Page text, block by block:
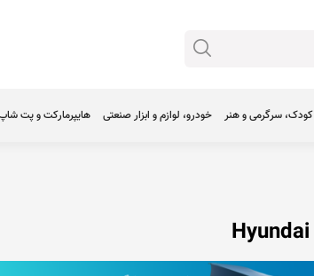
کودک، سرگرمی و هنر خودرو، لوازم و ابزار صنعتی هایپرمارکت و پت